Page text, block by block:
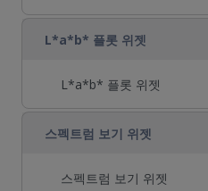
L*a*b* 플롯 위젯
L*a*b* 플롯 위젯
스펙트럼 보기 위젯
스펙트럼 보기 위젯